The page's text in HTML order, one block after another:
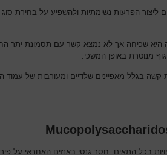
ליצור הפרעות נשימתיות ולהשפיע על בחירת סוג
היא שכיחה אך לא נמצא קשר עם תסמונת יתר
מנוטרת באופן המשכי.
קשה בגלל מאפיינים שלדיים ומעורבות של עמוד
בכל התאים. חסר גנטי באנזים האחראי על